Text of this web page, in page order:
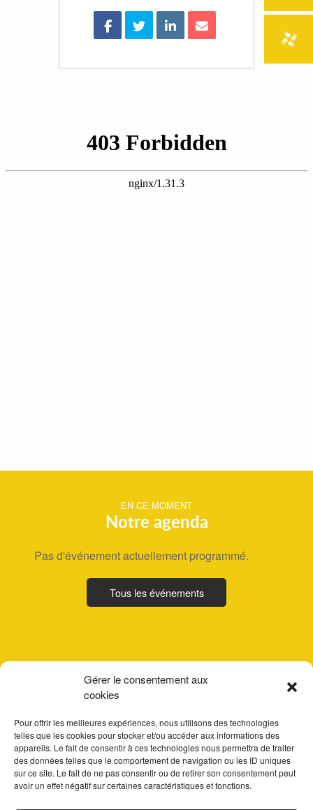
Gérer le consentement aux
cookies
Pour offrir les meilleures expériences, nous utilisons des technologies
telles que les cookies pour stocker et/ou accéder aux informations des
appareils. Le fait de consentir à ces technologies nous permettra de traiter
des données telles que le comportement de navigation ou les ID uniques
sur ce site. Le fait de ne pas consentir ou de retirer son consentement peut
avoir un effet négatif sur certaines caractéristiques et fonctions.
EN CE MOMENT
Notre agenda
Pas d'événement actuellement programmé.
Tous les événements
ACCUEIL